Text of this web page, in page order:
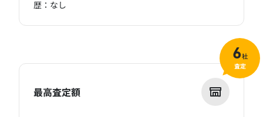
歴：なし
最高査定額
6社
査定